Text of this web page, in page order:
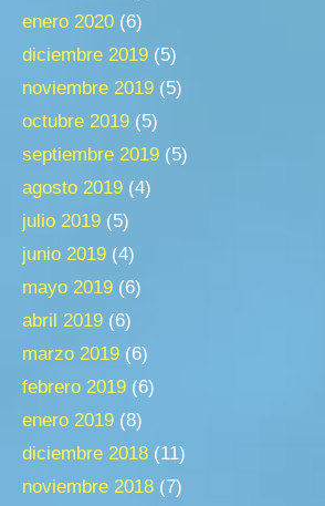
enero 2020 (6)
diciembre 2019 (5)
noviembre 2019 (5)
octubre 2019 (5)
septiembre 2019 (5)
agosto 2019 (4)
julio 2019 (5)
junio 2019 (4)
mayo 2019 (6)
abril 2019 (6)
marzo 2019 (6)
febrero 2019 (6)
enero 2019 (8)
diciembre 2018 (11)
noviembre 2018 (7)